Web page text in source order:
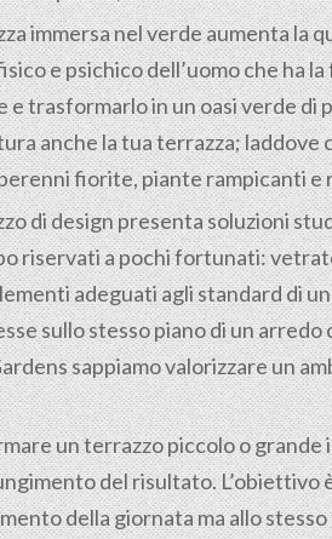
immersa nel verde aumenta la
e psichico dell’uomo che ha
e trasformarlo in un oasi verde
anche la tua terrazza;
fiorite, piante rampicanti e
di design presenta soluzioni
riservati a pochi fortunati:
adeguati agli standard di
sullo stesso piano di un
sappiamo valorizzare un
un terrazzo piccolo o grande
del risultato.
della giornata ma allo